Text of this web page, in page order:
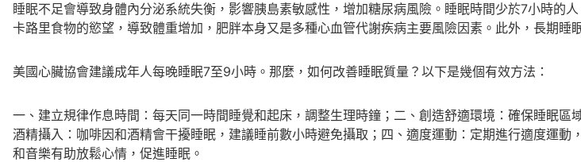
睡眠不足會導致身體內分泌系統失衡，影響胰島素敏感性，增加糖尿病風險。睡眠時間少於7小時的
卡路里食物的慾望，導致體重增加，肥胖本身又是多種心血管代謝疾病主要風險因素。此外，長期
美國心臟協會建議成年人每晚睡眠7至9小時。那麼，如何改善睡眠質量？以下是幾個有效方法：
一、建立規律作息時間：每天同一時間睡覺和起床，調整生理時鐘；二、創造舒適環境：確保睡眠
酒精攝入：咖啡因和酒精會干擾睡眠，建議睡前數小時避免攝取；四、適度運動：定期進行適度運
和音樂有助放鬆心情，促進睡眠。